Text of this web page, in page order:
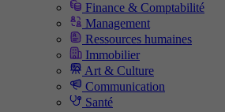
Finance & Comptabilité
Management
Ressources humaines
Immobilier
Art & Culture
Communication
Santé